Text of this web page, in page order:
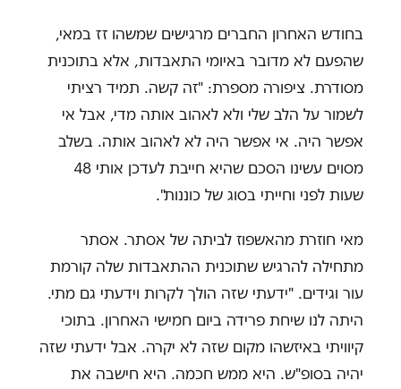
בחודש האחרון החברים מרגישים שמשהו זז במאי,
שהפעם לא מדובר באיומי התאבדות, אלא בתוכנית
מסודרת. ציפורה מספרת: "זה קשה. תמיד רציתי
לשמור על הלב שלי ולא לאהוב אותה מדי, אבל אי
אפשר היה. אי אפשר היה לא לאהוב אותה. בשלב
מסוים עשינו הסכם שהיא חייבת לעדכן אותי 48
שעות לפני וחייתי בסוג של כוננות".
מאי חוזרת מהאשפוז לביתה של אסתר. אסתר
מתחילה להרגיש שתוכנית ההתאבדות שלה קורמת
עור וגידים. "ידעתי שזה הולך לקרות וידעתי גם מתי.
היתה לנו שיחת פרידה ביום חמישי האחרון. בתוכי
קיוויתי באיזשהו מקום שזה לא יקרה. אבל ידעתי שזה
יהיה בסופ"ש. היא ממש חכמה. היא חישבה את